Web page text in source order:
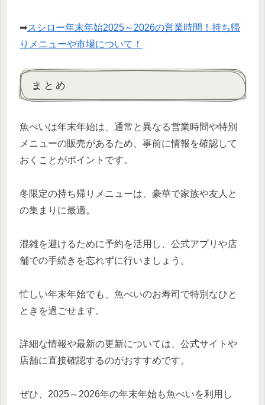
➡スシロー年末年始2025～2026の営業時間！持ち帰
りメニューや市場について！
まとめ
魚べいは年末年始は、通常と異なる営業時間や特別
メニューの販売があるため、事前に情報を確認して
おくことがポイントです。
冬限定の持ち帰りメニューは、豪華で家族や友人と
の集まりに最適。
混雑を避けるために予約を活用し、公式アプリや店
舗での手続きを忘れずに行いましょう。
忙しい年末年始でも、魚べいのお寿司で特別なひと
ときを過ごせます。
詳細な情報や最新の更新については、公式サイトや
店舗に直接確認するのがおすすめです。
ぜひ、2025～2026年の年末年始も魚べいを利用し